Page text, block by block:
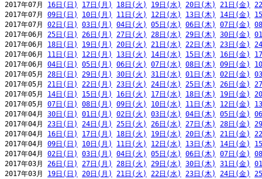
2017年07月 16日(日) 17日(月) 18日(火) 19日(水) 20日(木) 21日(金)
2017年07月 09日(日) 10日(月) 11日(火) 12日(水) 13日(木) 14日(金)
2017年07月 02日(日) 03日(月) 04日(火) 05日(水) 06日(木) 07日(金)
2017年06月 25日(日) 26日(月) 27日(火) 28日(水) 29日(木) 30日(金)
2017年06月 18日(日) 19日(月) 20日(火) 21日(水) 22日(木) 23日(金)
2017年06月 11日(日) 12日(月) 13日(火) 14日(水) 15日(木) 16日(金)
2017年06月 04日(日) 05日(月) 06日(火) 07日(水) 08日(木) 09日(金)
2017年05月 28日(日) 29日(月) 30日(火) 31日(水) 01日(木) 02日(金)
2017年05月 21日(日) 22日(月) 23日(火) 24日(水) 25日(木) 26日(金)
2017年05月 14日(日) 15日(月) 16日(火) 17日(水) 18日(木) 19日(金)
2017年05月 07日(日) 08日(月) 09日(火) 10日(水) 11日(木) 12日(金)
2017年04月 30日(日) 01日(月) 02日(火) 03日(水) 04日(木) 05日(金)
2017年04月 23日(日) 24日(月) 25日(火) 26日(水) 27日(木) 28日(金)
2017年04月 16日(日) 17日(月) 18日(火) 19日(水) 20日(木) 21日(金)
2017年04月 09日(日) 10日(月) 11日(火) 12日(水) 13日(木) 14日(金)
2017年04月 02日(日) 03日(月) 04日(火) 05日(水) 06日(木) 07日(金)
2017年03月 26日(日) 27日(月) 28日(火) 29日(水) 30日(木) 31日(金)
2017年03月 19日(日) 20日(月) 21日(火) 22日(水) 23日(木) 24日(金)